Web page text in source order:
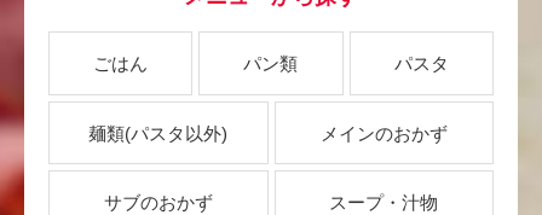
ごはん パン類 パスタ
麺類(パスタ以外) メインのおかず
サブのおかず スープ・汁物